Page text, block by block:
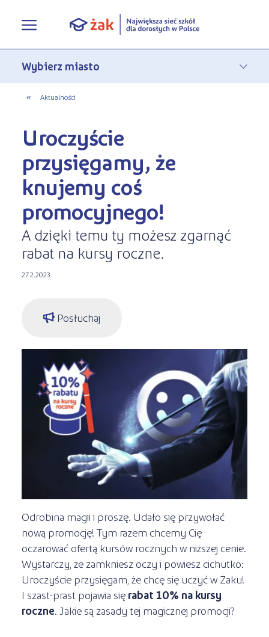
Oferta edukacyjna
Pełna oferta edukacyjna
Liceum ogólnokształcące dla
dorosłych
Szkoły policealne
Szkoły medyczne
Kwalifikacyjne Kursy Zawodowe
Kształcenie jednoroczne
Kursy stacjonarne
Rekrutacja
Rekrutacja on-line
Statuty
O nas
Nauka online w Żaku
Nasza działalność
Historia Firmy
Polityka prywatności
Aktualności
Leksykon zawodów
FAQ
« Aktualności
Uroczyście
przysięgamy, że
knujemy coś
promocyjnego!
A dzięki temu ty możesz zgarnąć
rabat na kursy roczne.
27.2.2023
Posłuchaj
Odrobina magii i proszę. Udało się przywołać
nową promocję! Tym razem chcemy Cię
oczarować ofertą kursów rocznych w niższej cenie.
Wystarczy, że zamkniesz oczy i powiesz cichutko:
Uroczyście przysięgam, że chcę się uczyć w Żaku!
I szast-prast pojawia się rabat 10% na kursy
roczne. Jakie są zasady tej magicznej promocji?